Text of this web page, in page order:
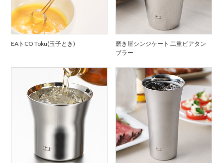
EAトCO Toku(玉子とき)
磨き屋シンジケート 二重ビアタン
ブラー